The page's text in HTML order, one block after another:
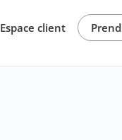
Espace client